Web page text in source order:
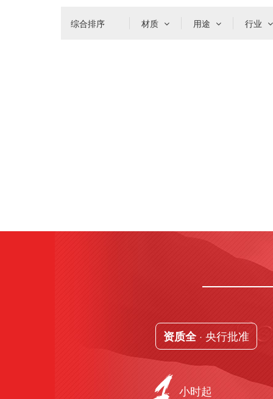
综合排序 材质 用途 行业
资质全· 央行批准
小时起